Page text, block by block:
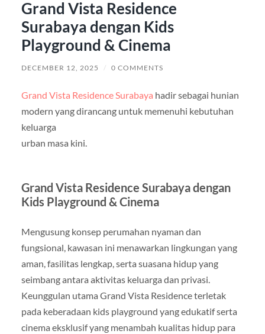
Grand Vista Residence
Surabaya dengan Kids
Playground & Cinema
DECEMBER 12, 2025 / 0 COMMENTS
Grand Vista Residence Surabaya hadir sebagai hunian
modern yang dirancang untuk memenuhi kebutuhan
keluarga
urban masa kini.
Grand Vista Residence Surabaya dengan
Kids Playground & Cinema
Mengusung konsep perumahan nyaman dan
fungsional, kawasan ini menawarkan lingkungan yang
aman, fasilitas lengkap, serta suasana hidup yang
seimbang antara aktivitas keluarga dan privasi.
Keunggulan utama Grand Vista Residence terletak
pada keberadaan kids playground yang edukatif serta
cinema eksklusif yang menambah kualitas hidup para